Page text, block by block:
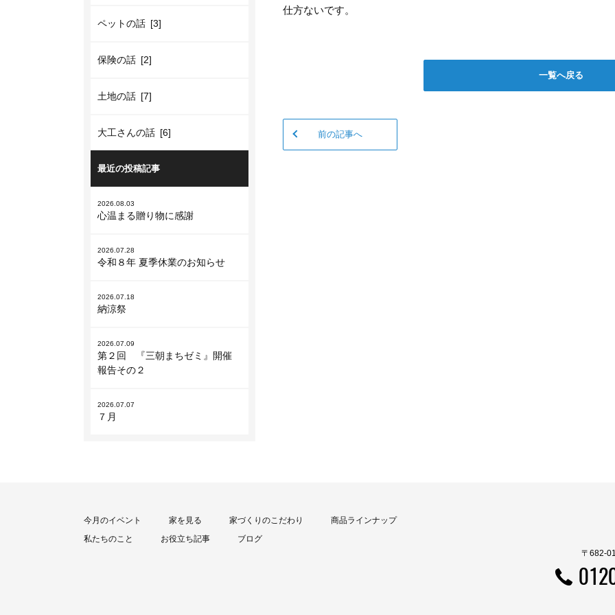
ペットの話 [3]
保険の話 [2]
土地の話 [7]
大工さんの話 [6]
最近の投稿記事
2026.08.03
心温まる贈り物に感謝
2026.07.28
令和８年 夏季休業のお知らせ
2026.07.18
納涼祭
2026.07.09
第２回 『三朝まちゼミ』開催
報告その２
2026.07.07
７月
仕方ないです。
一覧へ戻る
前の記事へ
今月のイベント 家を見る 家づくりのこだわり
商品ラインナップ
私たちのこと
お役立ち記事
ブログ
〒682-